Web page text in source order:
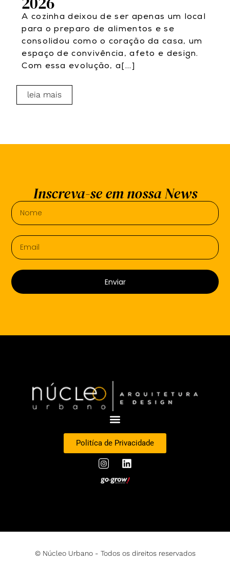
A cozinha deixou de ser apenas um local
para o preparo de alimentos e se
consolidou como o coração da casa, um
espaço de convivência, afeto e design.
Com essa evolução, a[...]
leia mais
Inscreva-se em nossa News
Enviar
Politíca de Privacidade
© Núcleo Urbano - Todos os direitos reservados